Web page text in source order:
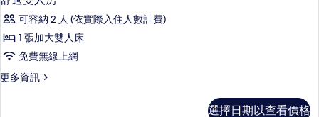
所
有
相
片
菸
的
情
示
舒
適
雙
人
可容納 2 人 (依實際入住人數計費)
1 張加大雙人床
免費無線上網
更多資訊
更
選擇日期以查看價格